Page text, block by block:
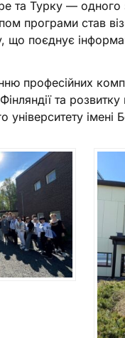
та Турку —
програми став
поєднує
професійних
та
університету